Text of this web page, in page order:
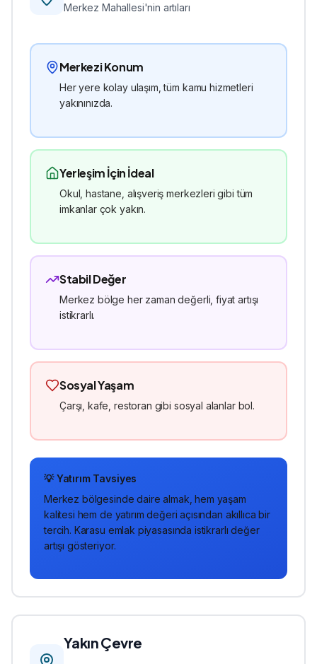
Merkez Mahallesi'nin artıları
Merkezi Konum
Her yere kolay ulaşım, tüm kamu hizmetleri
yakınınızda.
Yerleşim İçin İdeal
Okul, hastane, alışveriş merkezleri gibi tüm
imkanlar çok yakın.
Stabil Değer
Merkez bölge her zaman değerli, fiyat artışı
istikrarlı.
Sosyal Yaşam
Çarşı, kafe, restoran gibi sosyal alanlar bol.
💡 Yatırım Tavsiyes
Merkez bölgesindedaire almak, hem yaşam
kalitesi hem de yatırım değeri açısından akıllıca bir
tercih. Karasu emlak piyasasında istikrarlı değer
artışı gösteriyor.
Yakın Çevre